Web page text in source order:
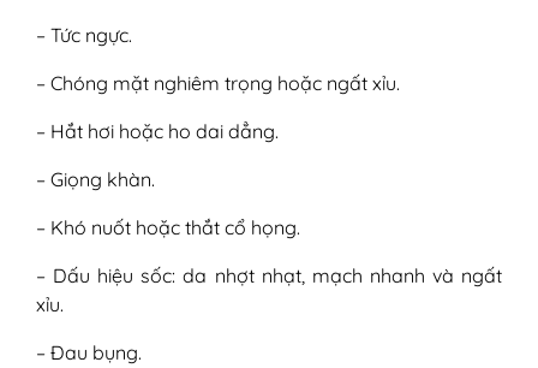
– Tức ngực.
– Chóng mặt nghiêm trọng hoặc ngất xỉu.
– Hắt hơi hoặc ho dai dẳng.
– Giọng khàn.
– Khó nuốt hoặc thắt cổ họng.
– Dấu hiệu sốc: da nhợt nhạt, mạch nhanh và ngất
xỉu.
– Đau bụng.